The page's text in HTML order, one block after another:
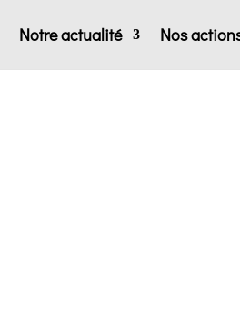
Notre actualité Nos